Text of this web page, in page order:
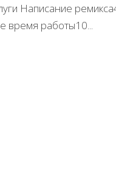
Написание
работы10...